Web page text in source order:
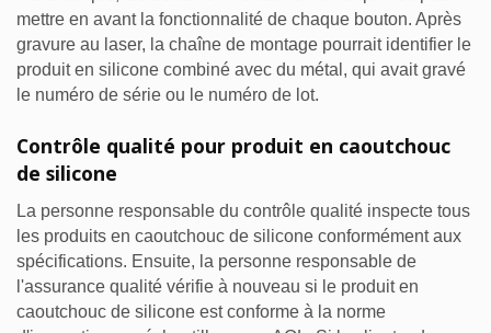
mettre en avant la fonctionnalité de chaque bouton. Après
gravure au laser, la chaîne de montage pourrait identifier le
produit en silicone combiné avec du métal, qui avait gravé
le numéro de série ou le numéro de lot.
Contrôle qualité pour produit en caoutchouc
de silicone
La personne responsable du contrôle qualité inspecte tous
les produits en caoutchouc de silicone conformément aux
spécifications. Ensuite, la personne responsable de
l'assurance qualité vérifie à nouveau si le produit en
caoutchouc de silicone est conforme à la norme